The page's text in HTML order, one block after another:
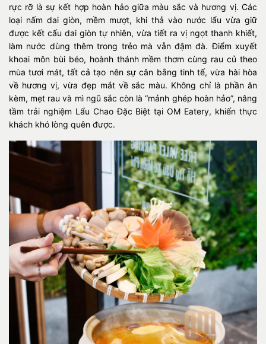
rực rỡ là sự kết hợp hoàn hảo giữa màu sắc và hương vị. Các
loại nấm dai giòn, mềm mượt, khi thả vào nước lẩu vừa giữ
được kết cấu dai giòn tự nhiên, vừa tiết ra vị ngọt thanh khiết,
làm nước dùng thêm trong trẻo mà vẫn đậm đà. Điểm xuyết
khoai môn bùi béo, hoành thánh mềm thơm cùng rau củ theo
mùa tươi mát, tất cả tạo nên sự cân bằng tinh tế, vừa hài hòa
về hương vị, vừa đẹp mắt về sắc màu. Không chỉ là phần ăn
kèm, mẹt rau và mì ngũ sắc còn là “mảnh ghép hoàn hảo”, nâng
tầm trải nghiệm Lẩu Chao Đặc Biệt tại OM Eatery, khiến thực
khách khó lòng quên được.